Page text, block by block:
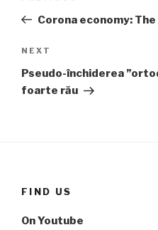
PostCorona economy:
Next
Post
NEXT
Pseudo-închiderea
foarte rău
FIND US
On Youtube